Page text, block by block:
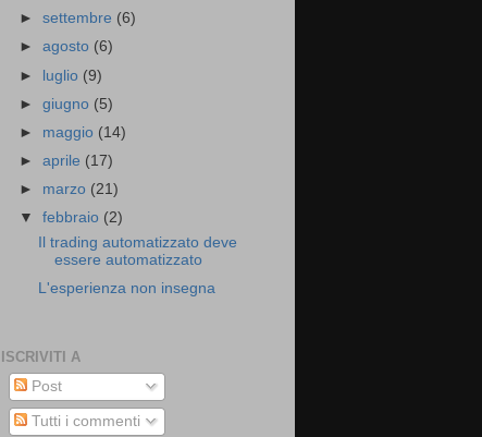
►settembre (6)
►agosto (6)
► luglio (9)
►giugno (5)
► maggio (14)
►aprile (17)
► marzo (21)
▼febbraio (2)
Il trading automatizzato deve
essere automatizzato
L'esperienza non insegna
ISCRIVITI A
Post
Tutti i commenti